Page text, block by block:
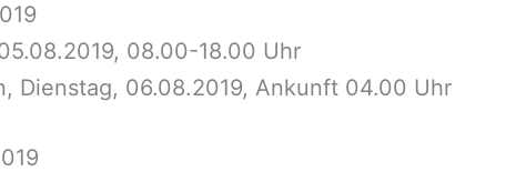
08.00-18.00 Uhr
Dienstag, 06.08.2019, Ankunft 04.00 Uhr